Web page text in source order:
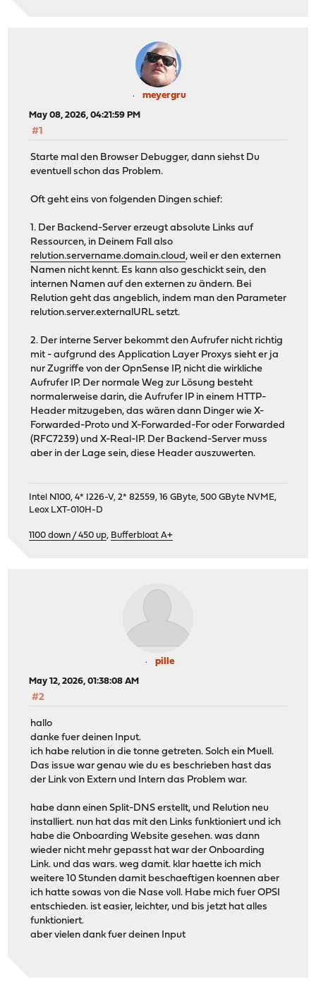
meyergru
May 08, 2026, 04:21:59 PM
#1
Starte mal den Browser Debugger, dann siehst Du
eventuell schon das Problem.
Oft geht eins von folgenden Dingen schief:
1. Der Backend-Server erzeugt absolute Links auf
Ressourcen, in Deinem Fall also
relution.servername.domain.cloud, weil er den externen
Namen nicht kennt. Es kann also geschickt sein, den
internen Namen auf den externen zu ändern. Bei
Relution geht das angeblich, indem man den Parameter
relution.server.externalURL setzt.
2. Der interne Server bekommt den Aufrufer nicht richtig
mit - aufgrund des Application Layer Proxys sieht er ja
nur Zugriffe von der OpnSense IP, nicht die wirkliche
Aufrufer IP. Der normale Weg zur Lösung besteht
normalerweise darin, die Aufrufer IP in einem HTTP-
Header mitzugeben, das wären dann Dinger wie X-
Forwarded-Proto und X-Forwarded-For oder Forwarded
(RFC7239) und X-Real-IP. Der Backend-Server muss
aber in der Lage sein, diese Header auszuwerten.
Intel N100, 4* I226-V, 2* 82559, 16 GByte, 500 GByte NVME,
Leox LXT-010H-D
1100 down / 450 up, Bufferbloat A+
pille
May 12, 2026, 01:38:08 AM
#2
hallo
danke fuer deinen Input.
ich habe relution in die tonne getreten. Solch ein Muell.
Das issue war genau wie du es beschrieben hast das
der Link von Extern und Intern das Problem war.
habe dann einen Split-DNS erstellt, und Relution neu
installiert. nun hat das mit den Links funktioniert und ich
habe die Onboarding Website gesehen. was dann
wieder nicht mehr gepasst hat war der Onboarding
Link. und das wars. weg damit. klar haette ich mich
weitere 10 Stunden damit beschaeftigen koennen aber
ich hatte sowas von die Nase voll. Habe mich fuer OPSI
entschieden. ist easier, leichter, und bis jetzt hat alles
funktioniert.
aber vielen dank fuer deinen Input